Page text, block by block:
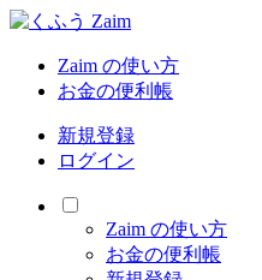
Zaim の使い方
お金の便利帳
新規登録
ログイン
Zaim の使い方
お金の便利帳